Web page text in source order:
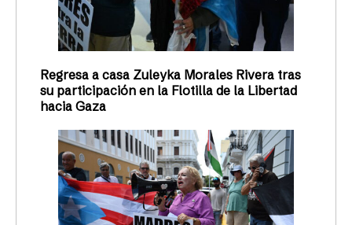
Regresa a casa Zuleyka Morales Rivera tras
su participación en la Flotilla de la Libertad
hacia Gaza